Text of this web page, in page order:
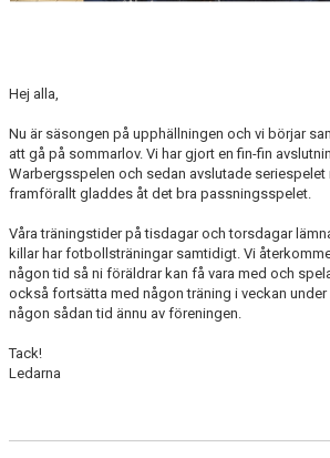
Hej alla,
Nu är säsongen på upphällningen och vi börjar
att gå på sommarlov. Vi har gjort en fin-fin
Warbergsspelen och sedan avslutade seriespelet
framförallt gladdes åt det bra passningsspelet.
Våra träningstider på tisdagar och torsdagar
killar har fotbollsträningar samtidigt. Vi
någon tid så ni föräldrar kan få vara med och
också fortsätta med någon träning i veckan under
någon sådan tid ännu av föreningen.
Tack!
Ledarna